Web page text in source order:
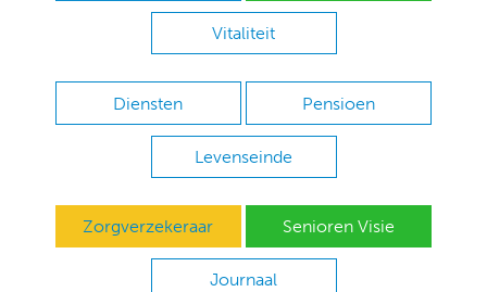
Vitaliteit
Diensten Pensioen
Levenseinde
Zorgverzekeraar Senioren Visie
Journaal